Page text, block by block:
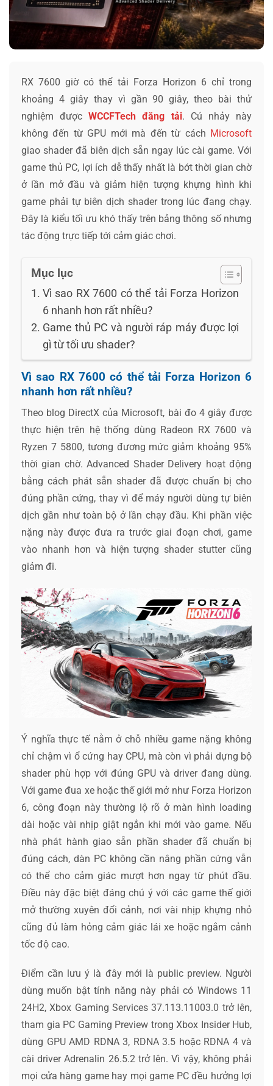
RX 7600 giờ có thể tải Forza Horizon 6 chỉ trong
khoảng 4 giây thay vì gần 90 giây, theo bài thử
nghiệm đượcWCCFTech đăng tải. Cú nhảy này
không đến từ GPU mới mà đến từ cách Microsoft
giao shader đã biên dịch sẵn ngay lúc cài game. Với
game thủ PC, lợi ích dễ thấy nhất là bớt thời gian chờ
ở lần mở đầu và giảm hiện tượng khựng hình khi
game phải tự biên dịch shader trong lúc đang chạy.
Đây là kiểu tối ưu khó thấy trên bảng thông số nhưng
tác động trực tiếp tới cảm giác chơi.
Mục lục
Vì sao RX 7600 có thể tải Forza Horizon
6 nhanh hơn rất nhiều?
Game thủ PC và người ráp máy được lợi
gì từ tối ưu shader?
Vì sao RX 7600 có thể tải Forza Horizon 6
nhanh hơn rất nhiều?
Theo blog DirectX của Microsoft, bài đo 4 giây được
thực hiện trên hệ thống dùng Radeon RX 7600 và
Ryzen 7 5800, tương đương mức giảm khoảng 95%
thời gian chờ. Advanced Shader Delivery hoạt động
bằng cách phát sẵn shader đã được chuẩn bị cho
đúng phần cứng, thay vì để máy người dùng tự biên
dịch gần như toàn bộ ở lần chạy đầu. Khi phần việc
nặng này được đưa ra trước giai đoạn chơi, game
vào nhanh hơn và hiện tượng shader stutter cũng
giảm đi.
Ý nghĩa thực tế nằm ở chỗ nhiều game nặng không
chỉ chậm vì ổ cứng hay CPU, mà còn vì phải dựng bộ
shader phù hợp với đúng GPU và driver đang dùng.
Với game đua xe hoặc thế giới mở như Forza Horizon
6, công đoạn này thường lộ rõ ở màn hình loading
dài hoặc vài nhịp giật ngắn khi mới vào game. Nếu
nhà phát hành giao sẵn phần shader đã chuẩn bị
đúng cách, dàn PC không cần nâng phần cứng vẫn
có thể cho cảm giác mượt hơn ngay từ phút đầu.
Điều này đặc biệt đáng chú ý với các game thế giới
mở thường xuyên đổi cảnh, nơi vài nhịp khựng nhỏ
cũng đủ làm hỏng cảm giác lái xe hoặc ngắm cảnh
tốc độ cao.
Điểm cần lưu ý là đây mới là public preview. Người
dùng muốn bật tính năng này phải có Windows 11
24H2, Xbox Gaming Services 37.113.11003.0 trở lên,
tham gia PC Gaming Preview trong Xbox Insider Hub,
dùng GPU AMD RDNA 3, RDNA 3.5 hoặc RDNA 4 và
cài driver Adrenalin 26.5.2 trở lên. Vì vậy, không phải
mọi cửa hàng game hay mọi game PC đều hưởng lợi